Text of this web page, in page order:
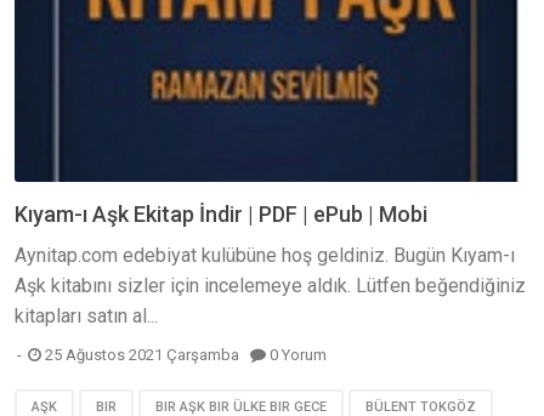
Kıyam-ı Aşk Ekitap İndir | PDF | ePub | Mobi
Aynitap.com edebiyat kulübüne hoş geldiniz. Bugün Kıyam-ı
Aşk kitabını sizler için incelemeye aldık. Lütfen beğendiğiniz
kitapları satın al...
25 Ağustos 2021 Çarşamba 0 Yorum
AŞK BIR BIR AŞK BIR ÜLKE BIR GECE BÜLENT TOKGÖZ